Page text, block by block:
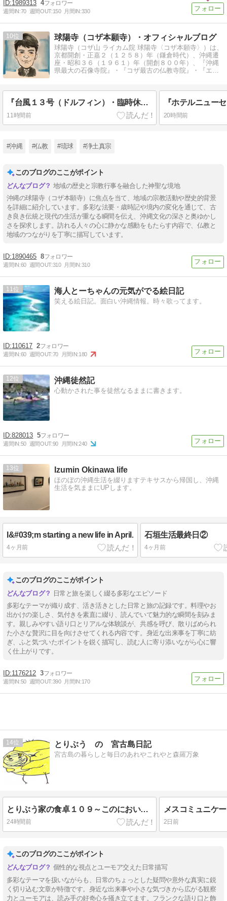
1989313 4
週間IN:70 週間OUT:150 月間IN:330
10 球陽寺（コザ本願寺）・オフィシャルブログ
球陽寺（コザ山 ライカム院 球陽寺〈コザ本願寺〉）は、
京都開創・正嘉２（１２５８）年（鎌倉時代）、沖縄遷
座・昭和３６（１９６１）年（開創８００年）、『沖縄
県最大の石像寺院』・『コザ最古の仏教寺院』・『エイ
『台風１３号（ドルフィン）・臨時休業③』 球陽寺（コザ本願寺）・ニュース速報
11時間前 20時間前
#沖縄 #仏教 #琉球 #浄土真宗
このブログのここがポイント
地域の歴史と宗教行事を融合した神聖な境地
沖縄の球陽寺（コザ本願寺）に焦点を当て、地域の宗教活動や歴史的背景
を詳細に紹介しています。多彩な法要・歳時記や境内の変化を通じて、古
き良き伝統と現代の生活が重なる瞬間を伝え、沖縄文化の深さと奥ゆかし
さを探求します。訪れる人々の心に静かな感動をもたらす内容で、仏教と
地域のつながりを丁寧に描写しています。
1890465 8
週間IN:60 週間OUT:310 月間IN:310
11 海人とーちゃんの元気がでる絵日記
笑える絵日記。面白い沖縄情報。時々歌ってます。
110617 2
週間IN:60 週間OUT:70 月間IN:180
12 沖縄徒然記
心動かされた事を徒然なるままに書きます。
828013 5
週間IN:50 週間OUT:90 月間IN:240
13 Izumin Okinawa life
ほのぼの沖縄生活を綴りますテキサスから帰国し、沖縄
生活を気ままにUPします。
I&#039;m starting a new life in April.
4ヶ月前
石垣生活最終日②
4ヶ月前
このブログのここがポイント
日常と旅を楽しく綴る多彩なエピソード
多彩なテーマが織り成す、活き活きとした日常と旅の記録です。料理やお
出かけの楽しさ、気付きを素直に綴り、読んでいて魅力的な瞬間を刻みま
す。親しみやすい語り口とリアルな体験談が、共感を呼び、散りばめられ
た小さな贅沢に目を向けさせてくれる内容です。身近な出来事を丁寧に紡
ぎ、ふと気づいたポイントを鋭く描写し、読む人に寄り添いながら心に響
く仕上がりです。
1176212 3
週間IN:50 週間OUT:390 月間IN:170
14 とりぶう の 宮古島日記
宮古島の暮らしと毎日のあれやこれやと森羅万象
とりぶう家の食卓１０９～このにおいは外食のにおい
24時間前
メスコミュニケ
2日前
このブログのここがポイント
個性的な視点とユーモア交えた日常描写
多彩なテーマを扱いながらも、日常のちょっとした疑問や意外な真実に鋭
く切り込む文章が特徴です。身近な出来事や小さな気づきから広がる観察
力とユーモアは、読み手の好奇心を掻き立てます。フランクな語り口と飾